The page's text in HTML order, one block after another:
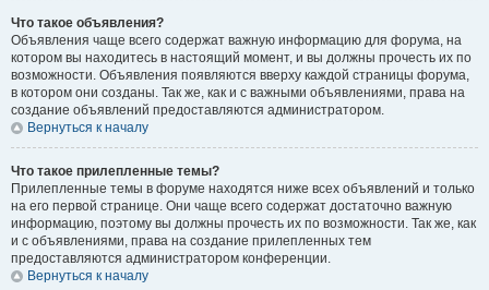
Что такое объявления?
Объявления чаще всего содержат важную информацию для форума, на
котором вы находитесь в настоящий момент, и вы должны прочесть их по
возможности. Объявления появляются вверху каждой страницы форума,
в котором они созданы. Так же, как и с важными объявлениями, права на
создание объявлений предоставляются администратором.
Вернуться к началу
Что такое прилепленные темы?
Прилепленные темы в форуме находятся ниже всех объявлений и только
на его первой странице. Они чаще всего содержат достаточно важную
информацию, поэтому вы должны прочесть их по возможности. Так же, как
и с объявлениями, права на создание прилепленных тем
предоставляются администратором конференции.
Вернуться к началу